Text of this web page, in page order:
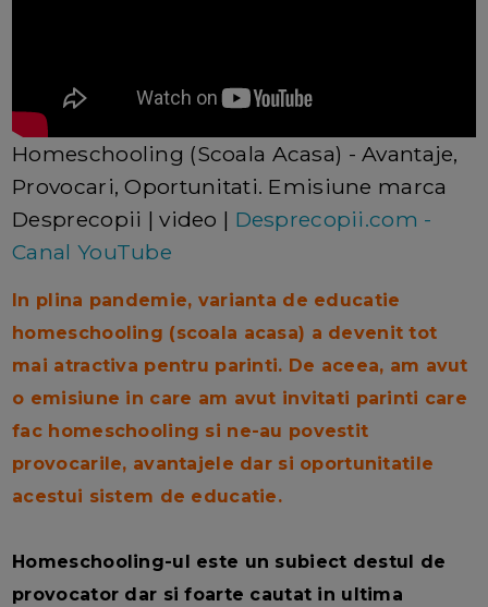
Homeschooling (Scoala Acasa) - Avantaje,
Provocari, Oportunitati. Emisiune marca
Desprecopii | video | Desprecopii.com -
Canal YouTube
In plina pandemie, varianta de educatie
homeschooling (scoala acasa) a devenit tot
mai atractiva pentru parinti. De aceea, am avut
o emisiune in care am avut invitati parinti care
fac homeschooling si ne-au povestit
provocarile, avantajele dar si oportunitatile
acestui sistem de educatie.
Homeschooling-ul este un subiect destul de
provocator dar si foarte cautat in ultima